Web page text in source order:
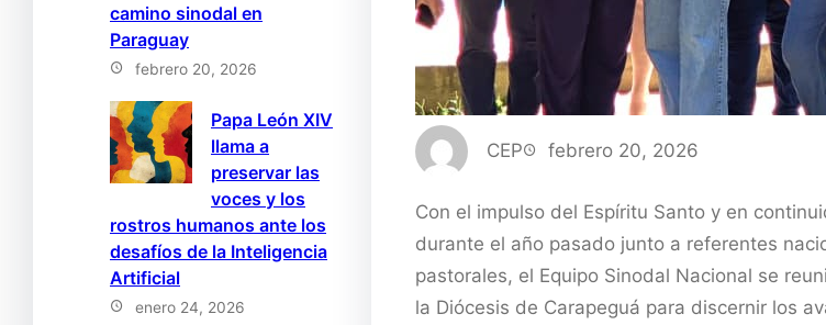
camino sinodal en
Paraguay
febrero 20, 2026
Papa León XIV
llama a
preservar las
voces y los
rostros humanos ante los
desafíos de la Inteligencia
Artificial
enero 24, 2026
CEP febrero 20, 2026
Con el impulso del Espíritu Santo y en
durante el año pasado junto a referentes
pastorales, el Equipo Sinodal Nacional se
la Diócesis de Carapeguá para discernir los